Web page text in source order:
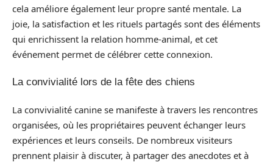
cela améliore également leur propre santé mentale. La
joie, la satisfaction et les rituels partagés sont des éléments
qui enrichissent la relation homme-animal, et cet
événement permet de célébrer cette connexion.
La convivialité lors de la fête des chiens
La convivialité canine se manifeste à travers les rencontres
organisées, où les propriétaires peuvent échanger leurs
expériences et leurs conseils. De nombreux visiteurs
prennent plaisir à discuter, à partager des anecdotes et à